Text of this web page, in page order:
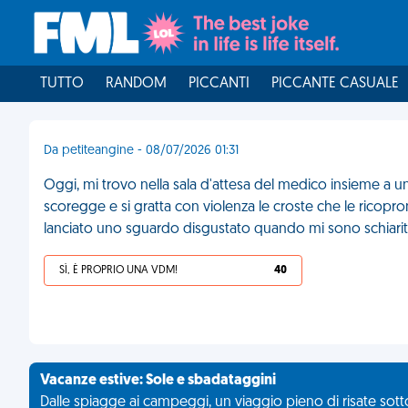
TUTTO RANDOM PICCANTI PICCANTE CASUALE
Da petiteangine - 08/07/2026 01:31
Oggi, mi trovo nella sala d'attesa del medico insieme a
scoregge e si gratta con violenza le croste che le
lanciato uno sguardo disgustato quando mi sono
SÌ, È PROPRIO UNA VDM! 40
Vacanze estive: Sole e sbadataggini
Dalle spiagge ai campeggi, un viaggio pieno di risate